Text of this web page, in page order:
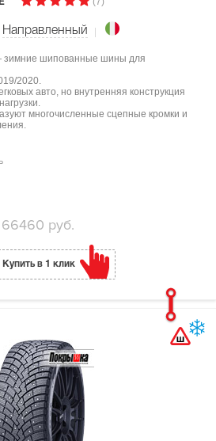
Направленный
зимние шипованные шины для
2020.
авто, но внутренняя конструкция
многочисленные сцепные кромки и
руб.
Купить в 1 клик